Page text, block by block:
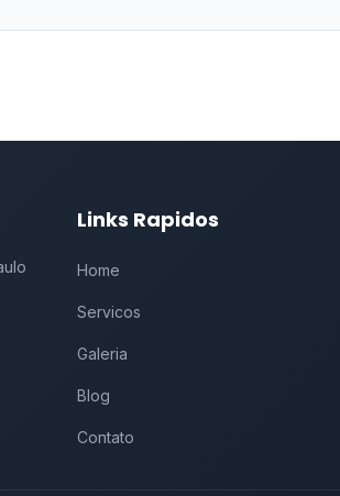
Links Rapidos
Home
Servicos
Galeria
Blog
Contato